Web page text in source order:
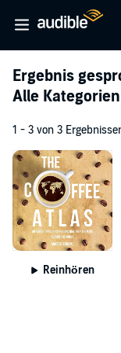
Ergebnis
Alle Kategorien
1 - 3 von 3
Reinhören